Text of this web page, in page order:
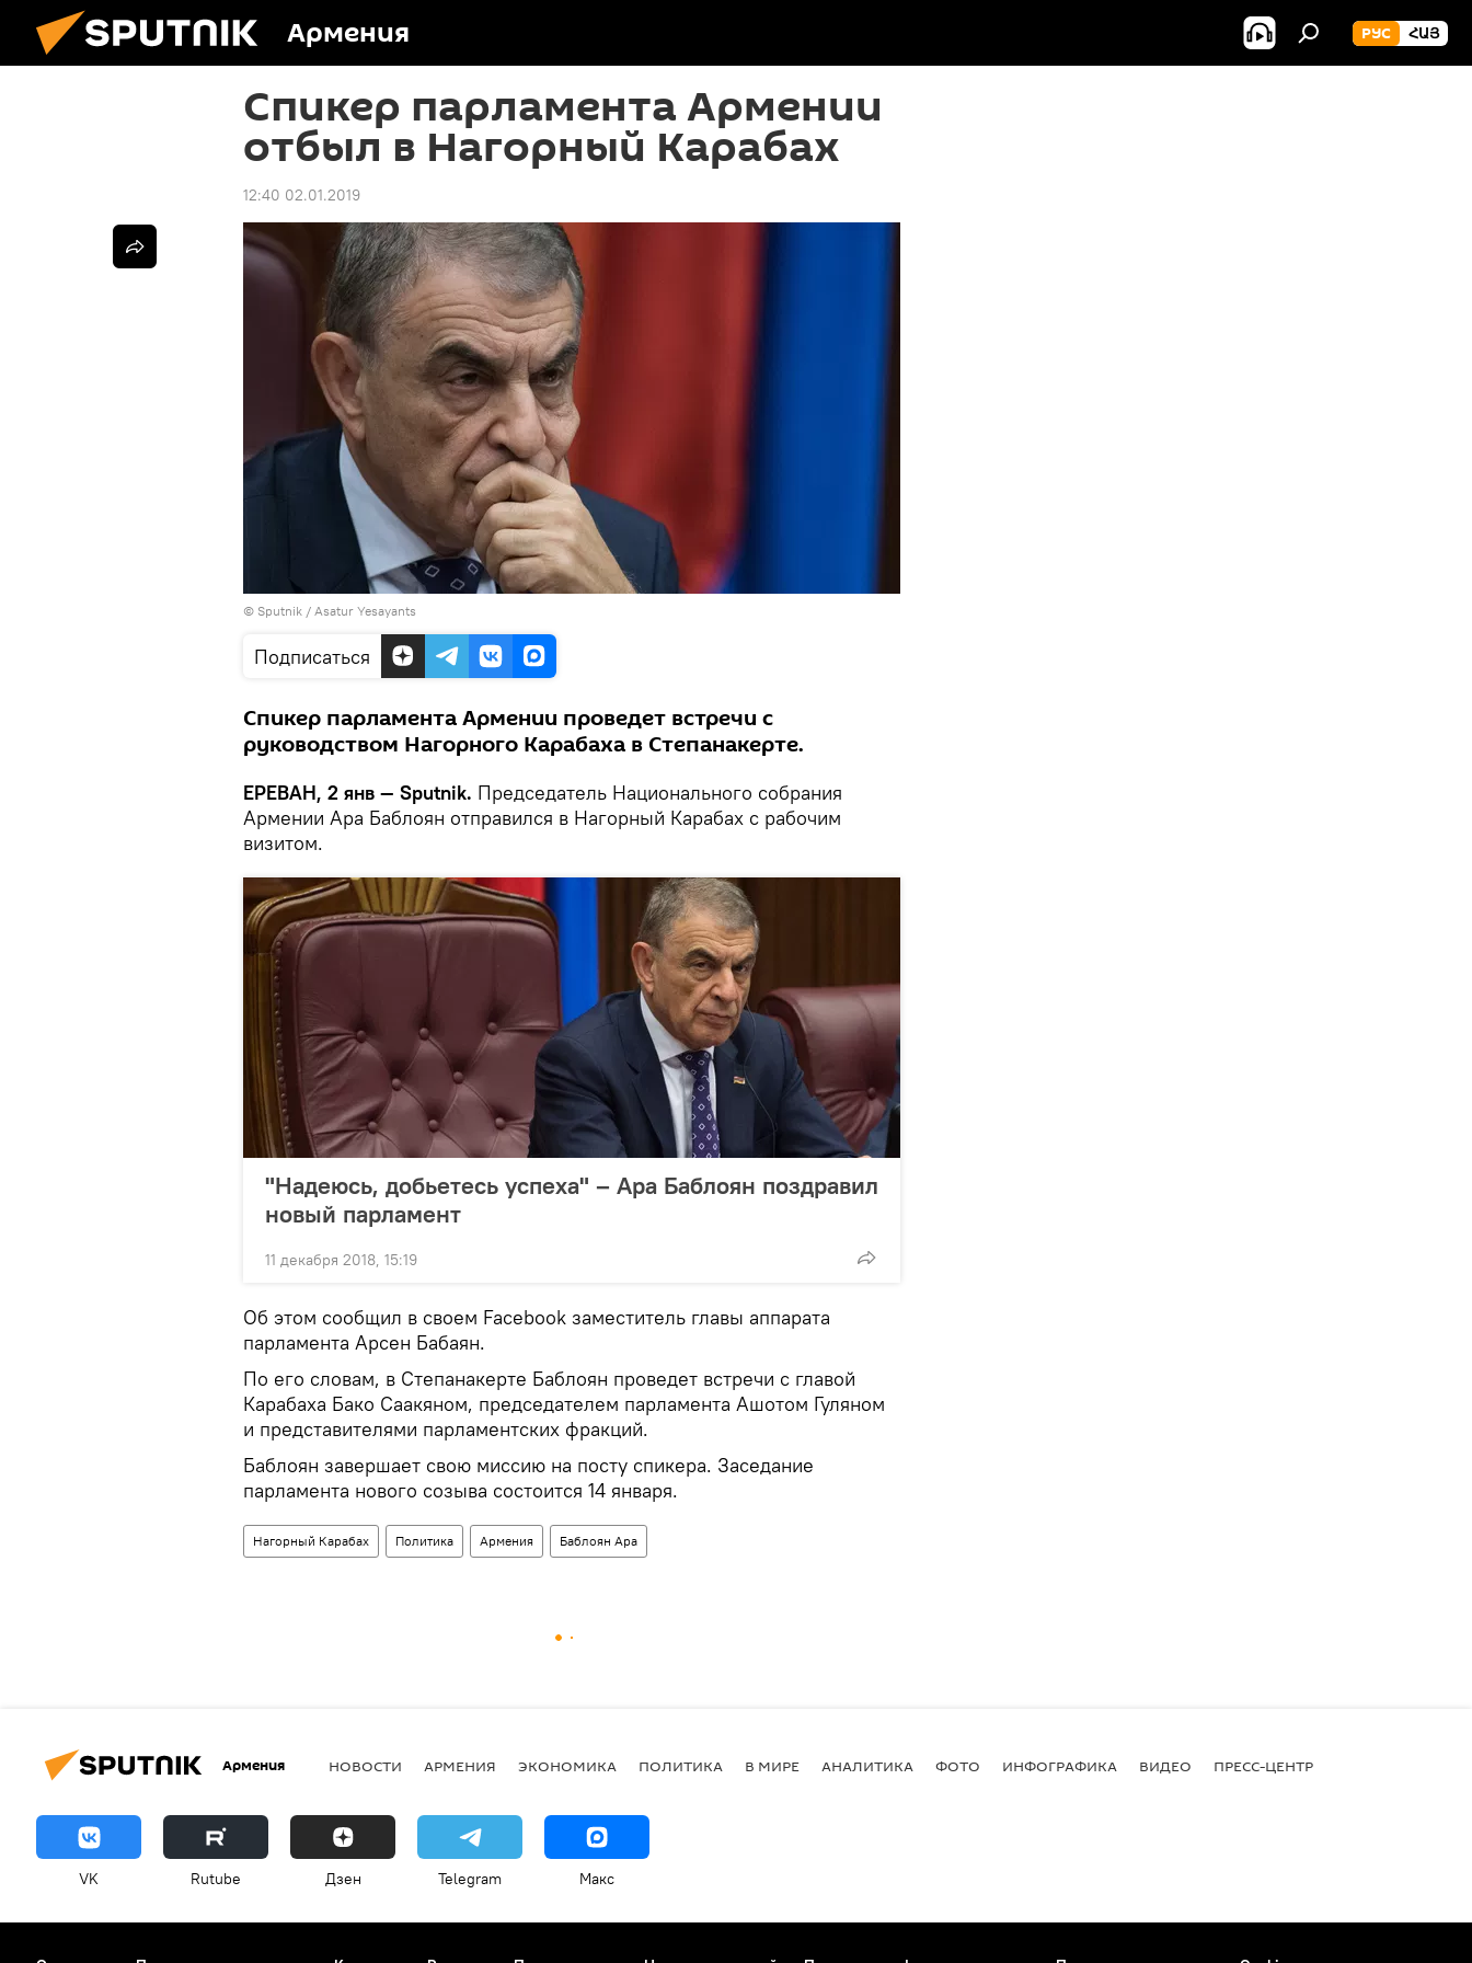
Армения РУС ՀԱՅ
Спикер парламента Армении
отбыл в Нагорный Карабах
12:40 02.01.2019
© Sputnik / Asatur Yesayants
Подписаться
Спикер парламента Армении проведет встречи с
руководством Нагорного Карабаха в Степанакерте.
ЕРЕВАН, 2 янв — Sputnik. Председатель Национального собрания
Армении Ара Баблоян отправился в Нагорный Карабах с рабочим
визитом.
"Надеюсь, добьетесь успеха" – Ара Баблоян поздравил
новый парламент
11 декабря 2018, 15:19
Об этом сообщил в своем Facebook заместитель главы аппарата
парламента Арсен Бабаян.
По его словам, в Степанакерте Баблоян проведет встречи с главой
Карабаха Бако Саакяном, председателем парламента Ашотом Гуляном
и представителями парламентских фракций.
Баблоян завершает свою миссию на посту спикера. Заседание
парламента нового созыва состоится 14 января.
Нагорный Карабах Политика Армения Баблоян Ара
Армения НОВОСТИ АРМЕНИЯ ЭКОНОМИКА ПОЛИТИКА В МИРЕ АНАЛИТИКА ФОТО ИНФОГРАФИКА ВИДЕО ПРЕСС-ЦЕНТР
VK Rutube Дзен Telegram Макс